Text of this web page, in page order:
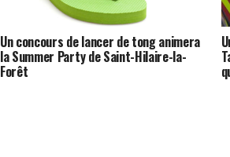
Un concours de lancer de tong animera
la Summer Party de Saint-Hilaire-la-
Forêt